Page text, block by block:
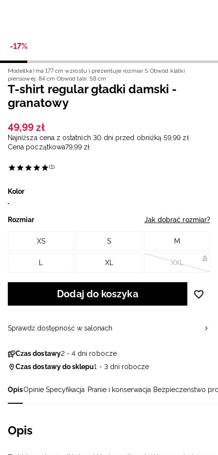
-17%
Model(ka) ma 177 cm wzrostu i prezentuje rozmiar S Obwód klatki
piersiowej: 84 cm Obwód talii: 58 cm
OpisOpinie Specyfikacja Pranie i konserwacja Bezpieczeństwo
Opis
T-shirt regular gładki damski -
granatowy
49,99 zł
Najniższa cena z ostatnich 30 dni przed obniżką 59,99 zł
Cena początkowa79,99 zł
(1)
Kolor
Rozmiar Jak dobrać rozmiar?
XS S M
L XL XXL
Dodaj do koszyka
Czas dostawy2 - 4 dni robocze
Czas dostawy do sklepu1 - 3 dni robocze
Sprawdź dostępność w salonach